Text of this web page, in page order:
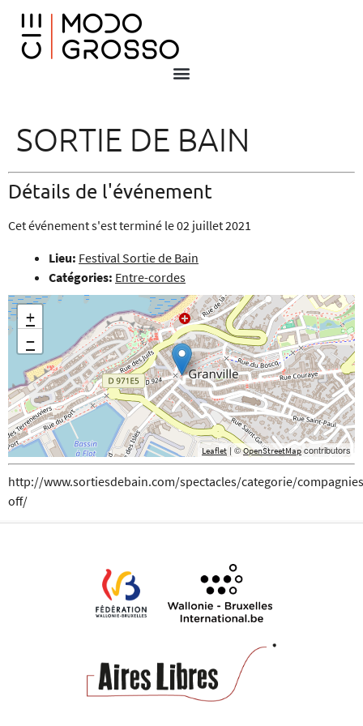
SORTIE DE BAIN
Détails de l'événement
Cet événement s'est terminé le 02 juillet 2021
Lieu: Festival Sortie de Bain
Catégories: Entre-cordes
+
−
Leaflet | ©OpenStreetMap contributors
http://www.sortiesdebain.com/spectacles/categorie/
off/